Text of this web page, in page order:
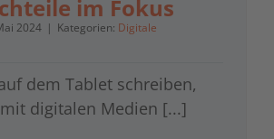
im Fokus
2024 | Kategorien: Digitale
dem Tablet schreiben,
digitalen Medien [...]